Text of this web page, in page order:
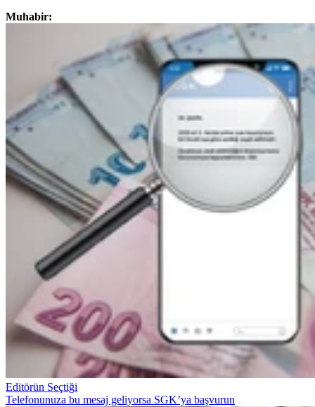
Muhabir:
Editörün Seçtiği
Telefonunuza bu mesaj geliyorsa SGK’ya başvurun